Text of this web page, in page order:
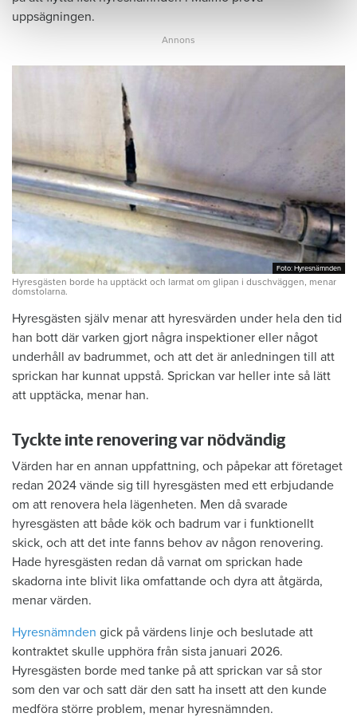
uppsägningen.
Foto: Hyresnämnden
Foto: Hyresnämnden
Hyresgästen borde ha upptäckt och larmat om glipan i duschväggen, menar
domstolarna.
Hyresgästen själv menar att hyresvärden under hela den tid
han bott där varken gjort några inspektioner eller något
underhåll av badrummet, och att det är anledningen till att
sprickan har kunnat uppstå. Sprickan var heller inte så lätt
att upptäcka, menar han.
Tyckte inte renovering var nödvändig
Värden har en annan uppfattning, och påpekar att företaget
redan 2024 vände sig till hyresgästen med ett erbjudande
om att renovera hela lägenheten. Men då svarade
hyresgästen att både kök och badrum var i funktionellt
skick, och att det inte fanns behov av någon renovering.
Hade hyresgästen redan då varnat om sprickan hade
skadorna inte blivit lika omfattande och dyra att åtgärda,
menar värden.
Hyresnämnden gick på värdens linje och beslutade att
kontraktet skulle upphöra från sista januari 2026.
Hyresgästen borde med tanke på att sprickan var så stor
som den var och satt där den satt ha insett att den kunde
medföra större problem, menar hyresnämnden.